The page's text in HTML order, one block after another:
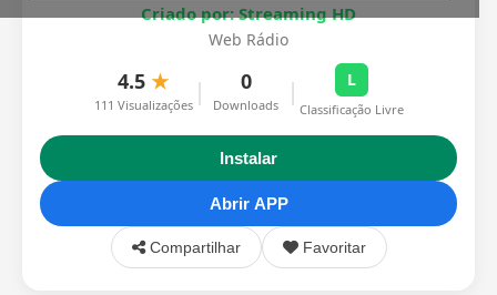
Criado por: Streaming HD
Web Rádio
4.5 ★
111 Visualizações | 0
Downloads | L
Classificação Livre
Instalar
Abrir APP
Compartilhar Favoritar